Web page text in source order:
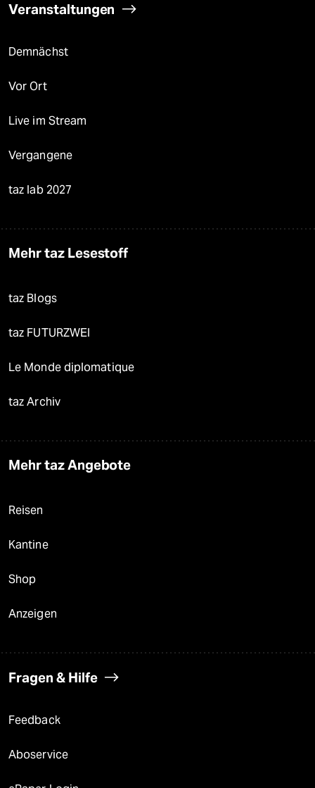
Veranstaltungen
Demnächst
Vor Ort
Live im Stream
Vergangene
taz lab 2027
Mehr taz Lesestoff
taz Blogs
taz FUTURZWEI
Le Monde diplomatique
taz Archiv
Mehr taz Angebote
Reisen
Kantine
Shop
Anzeigen
Fragen & Hilfe
Feedback
Aboservice